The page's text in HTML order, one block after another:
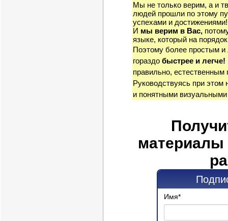
Мы не только верим, а и
людей прошли по этому
успехами и достижениями!
И мы верим в Вас,
языке, который на
Поэтому более простым
гораздо быстрее и легче!
правильно, естественным
Руководствуясь при
и понятными
материалы
Имя*